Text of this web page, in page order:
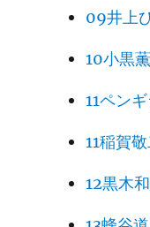
09井上
10小黒薫
11ペン
11稲賀
12黒木